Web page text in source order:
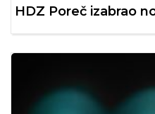
HDZ Poreč izabrao